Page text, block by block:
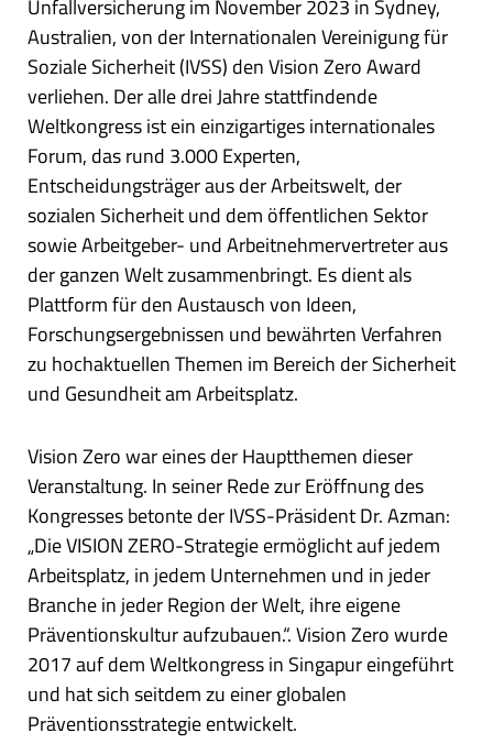
Unfallversicherung im November 2023 in Sydney,
Australien, von der Internationalen Vereinigung für
Soziale Sicherheit (IVSS) den Vision Zero Award
verliehen. Der alle drei Jahre stattfindende
Weltkongress ist ein einzigartiges internationales
Forum, das rund 3.000 Experten,
Entscheidungsträger aus der Arbeitswelt, der
sozialen Sicherheit und dem öffentlichen Sektor
sowie Arbeitgeber- und Arbeitnehmervertreter aus
der ganzen Welt zusammenbringt. Es dient als
Plattform für den Austausch von Ideen,
Forschungsergebnissen und bewährten Verfahren
zu hochaktuellen Themen im Bereich der Sicherheit
und Gesundheit am Arbeitsplatz.
Vision Zero war eines der Hauptthemen dieser
Veranstaltung. In seiner Rede zur Eröffnung des
Kongresses betonte der IVSS-Präsident Dr. Azman:
„Die VISION ZERO-Strategie ermöglicht auf jedem
Arbeitsplatz, in jedem Unternehmen und in jeder
Branche in jeder Region der Welt, ihre eigene
Präventionskultur aufzubauen.“. Vision Zero wurde
2017 auf dem Weltkongress in Singapur eingeführt
und hat sich seitdem zu einer globalen
Präventionsstrategie entwickelt.